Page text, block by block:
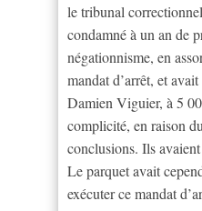
le tribunal
condamné à un an de
négationnisme, en
mandat d’arrêt, et
Damien Viguier, à 5
complicité, en raison
conclusions. Ils
Le parquet avait
exécuter ce mandat